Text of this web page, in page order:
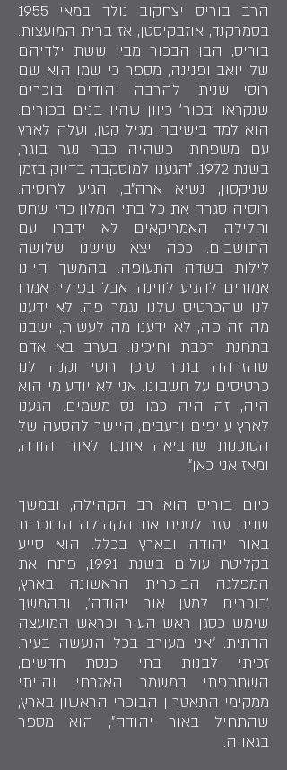
הרב בוריס יצחקוב נולד במאי 1955
בסמרקנד, אוזבקיסטן, אז ברית המועצות.
בוריס, הבן הבכור מבין ששת ילדיהם
של יואב ופנינה, מספר כי שמו הוא שם
רוסי שניתן להרבה יהודים בוכרים
שנקראו ׳בכור׳ כיוון שהיו בנים בכורים.
הוא למד בישיבה מגיל קטן, ועלה לארץ
עם משפחתו כשהיה כבר נער בוגר,
בשנת 1972. ״הגענו למוסקבה בדיוק בזמן
שניקסון, נשיא ארה״ב, הגיע לרוסיה.
רוסיה סגרה את כל בתי המלון כדי שחס
וחלילה האמריקאים לא ידברו עם
התושבים. ככה יצא שישנו שלושה
לילות בשדה התעופה. בהמשך היינו
אמורים להגיע לווינה, אבל בפולין אמרו
לנו שהכרטיס שלנו נגמר פה. לא ידענו
מה זה פה, לא ידענו מה לעשות, ישבנו
בתחנת רכבת וחיכינו. בערב בא אדם
שהזדהה בתור סוכן רוסי וקנה לנו
כרטיסים על חשבונו. אני לא יודע מי הוא
היה, זה היה כמו נס משמים. הגענו
לארץ עייפים ורעבים, היישר להסעה של
הסוכנות שהביאה אותנו לאור יהודה,
ומאז אני כאן״.
כיום בוריס הוא רב הקהילה, ובמשך
שנים עזר לטפח את הקהילה הבוכרית
באור יהודה ובארץ בכלל. הוא סייע
בקליטת עולים בשנת 1991, פתח את
המפלגה הבוכרית הראשונה בארץ,
׳בוכרים למען אור יהודה׳, ובהמשך
שימש כסגן ראש העיר וכראש המועצה
הדתית. ״אני מעורב בכל הנעשה בעיר.
זכיתי לבנות בתי כנסת חדשים,
השתתפתי במשמר האזרחי, והייתי
ממקימי התאטרון הבוכרי הראשון בארץ,
שהתחיל באור יהודה״, הוא מספר
בגאווה.